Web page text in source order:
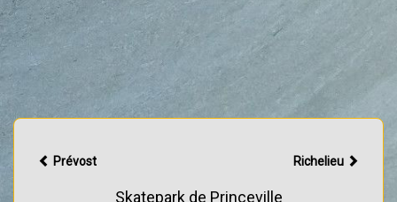
Prévost Richelieu
Skatepark de Princeville